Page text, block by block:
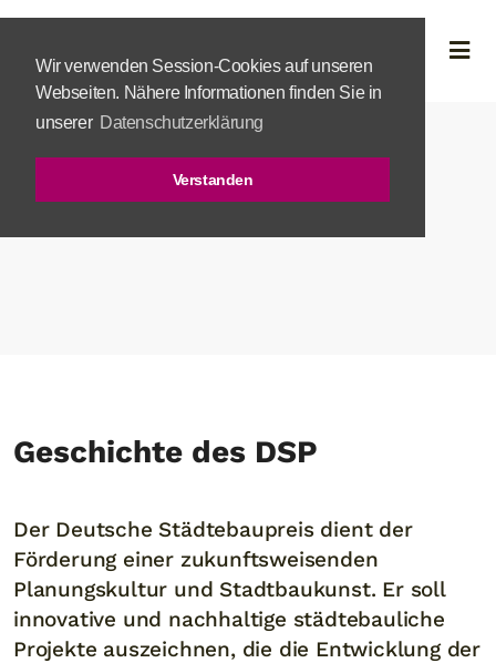
Wir verwenden Session-Cookies auf unseren
Webseiten. Nähere Informationen finden Sie in
unserer Datenschutzerklärung
Verstanden
Geschichte des DSP
Der Deutsche Städtebaupreis dient der
Förderung einer zukunftsweisenden
Planungskultur und Stadtbaukunst. Er soll
innovative und nachhaltige städtebauliche
Projekte auszeichnen, die die Entwicklung der